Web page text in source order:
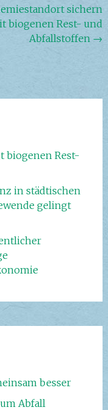
sichern
biogenen Rest- und
Abfallstoffen →
biogenen Rest-
in städtischen
gelingt
besser
Abfall